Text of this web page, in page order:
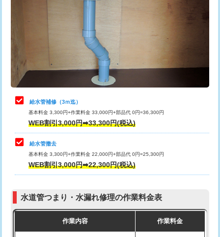
管・ポリ管・HT管使用/3ｍ超え)
排水管工事（土の掘削・埋め戻し作
11,000円~
排水管工事（排水管工事/3ｍまで） 55,000円
排水管工事（追加 排水管工事/3ｍ超
マス交換（土の掘削・埋め戻し作業）
マス交換（深さ50㎝未満）
マス交換（深さ50㎝以上）
コンクリート斫り（厚さ10㎝まで）
モルタル補修（厚さ10㎝超え） 38,500円
33,000円
8,800円
止水・漏水調査・防水処理・清掃・修
理・調整・分解・加工など（軽作業）
11,000円
止水・漏水調査・防水処理・清掃・修
理・調整・分解・加工など（中作業）
止水・漏水調査・防水処理・清掃・修
理・調整・分解・加工など（重作業）
33,000円
その他部品の脱着
交換・取付（タンク）
式）)
式・ワンホール）)
給水管補修（3ｍ迄）
基本料金 3,300円+作業料金 33,000円+部品代 0円=36,300円
WEB割引3,000円➡33,300円(税込)
給水管撤去
基本料金 3,300円+作業料金 22,000円+部品代 0円=25,300円
WEB割引3,000円➡22,300円(税込)
水道管つまり・水漏れ修理の作業料金表
作業内容 作業料金